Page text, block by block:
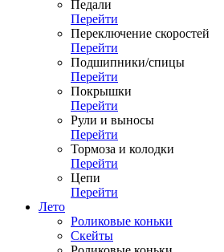
Педали
Перейти
Переключение скоростей
Перейти
Подшипники/спицы
Перейти
Покрышки
Перейти
Рули и выносы
Перейти
Тормоза и колодки
Перейти
Цепи
Перейти
Лето
Роликовые коньки
Скейты